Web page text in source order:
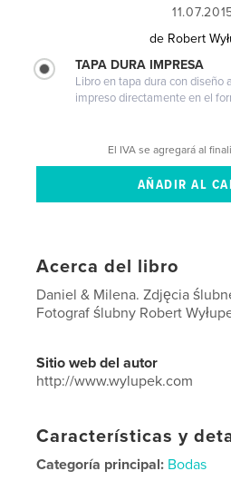
de Robert
TAPA DURA IMPRESA
Libro en tapa dura con diseño
impreso directamente en el
El IVA se agregará al
Acerca del libro
Daniel & Milena. Zdjęcia
Fotograf ślubny Robert
Sitio web del autor
http://www.wylupek.com
Características y
Categoría principal: Bodas